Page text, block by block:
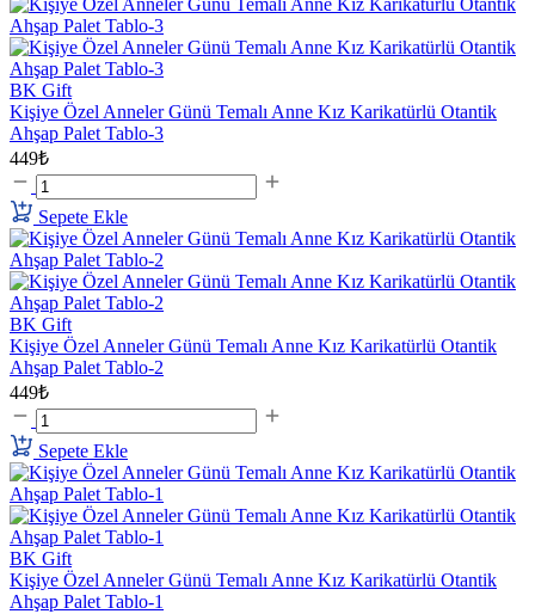
BK Gift
Kişiye Özel Anneler Günü Temalı Anne Kız Karikatürlü Otantik
Ahşap Palet Tablo-3
449₺
Sepete Ekle
BK Gift
Kişiye Özel Anneler Günü Temalı Anne Kız Karikatürlü Otantik
Ahşap Palet Tablo-2
449₺
Sepete Ekle
BK Gift
Kişiye Özel Anneler Günü Temalı Anne Kız Karikatürlü Otantik
Ahşap Palet Tablo-1